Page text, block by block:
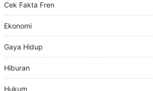
Bisnis
Cek Fakta Fren
Ekonomi
Gaya Hidup